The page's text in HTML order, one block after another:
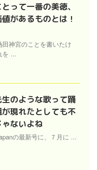
って一番の美徳、
値があるものとは !
田神宮のことを書いたけ
を ...
のような歌って踊
が現れたとしても不
ないよね
の最新号に、７月に ...